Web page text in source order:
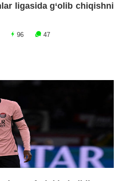
ligasida g‘olib chiqishni
96 47